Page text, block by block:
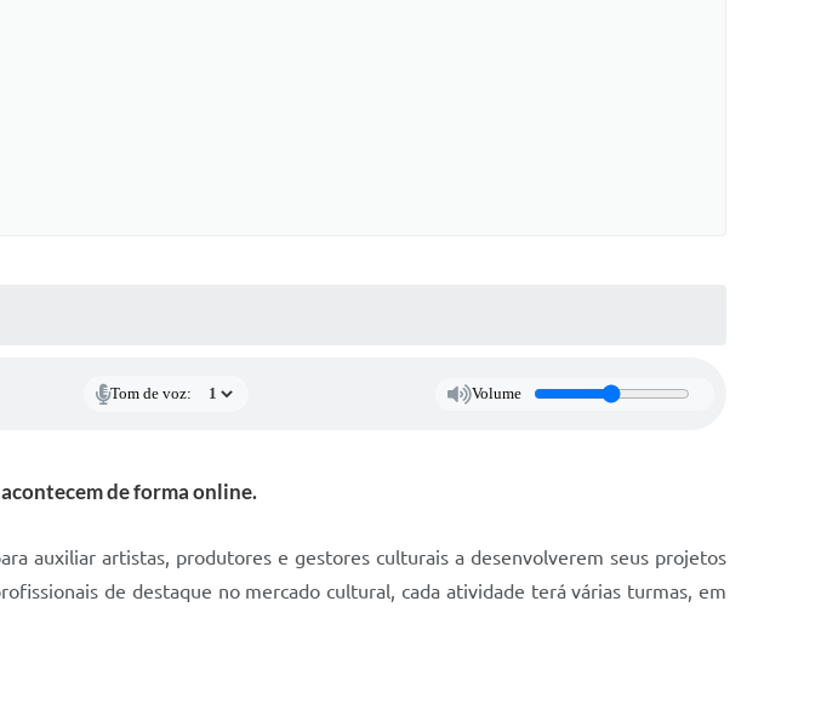
Tom de voz: Volume
acontecem de forma online.
auxiliar artistas, produtores e gestores culturais a desenvolverem seus projetos
de destaque no mercado cultural, cada atividade terá várias turmas, em